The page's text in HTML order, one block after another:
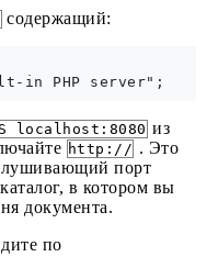
содержащий:
localhost:8080 из
http:// . Это
порт
в котором вы
документа.
по